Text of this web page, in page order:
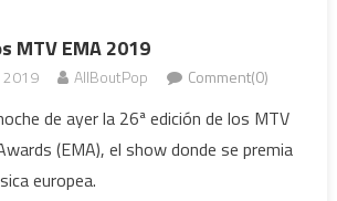
MTV EMA 2019
2019 AllBoutPop Comment(0)
de ayer la 26ª edición de los MTV
(EMA), el show donde se premia
europea.